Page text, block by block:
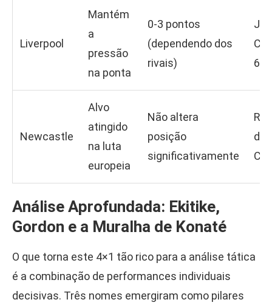
Liverpool
Mantém
a
pressão
na ponta
0-3 pontos
(dependendo dos
rivais)
6
Newcastle
Alvo
atingido
na luta
europeia
Não altera
posição
significativamente
de
Análise Aprofundada: Ekitike,
Gordon e a Muralha de Konaté
O que torna este 4×1 tão rico para a análise tática
é a combinação de performances individuais
decisivas. Três nomes emergiram como pilares